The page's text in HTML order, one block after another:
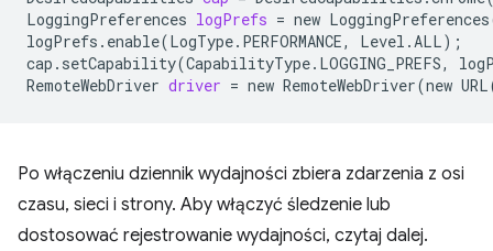
LoggingPreferences logPrefs = new LoggingPreferences
logPrefs.enable(LogType.PERFORMANCE, Level.ALL) ;
cap.setCapability(CapabilityType.LOGGING_PREFS,
RemoteWebDriver driver = new RemoteWebDriver(new URL
Po włączeniu dziennik wydajności zbiera zdarzenia z osi
czasu, sieci i strony. Aby włączyć śledzenie lub
dostosować rejestrowanie wydajności, czytaj dalej.